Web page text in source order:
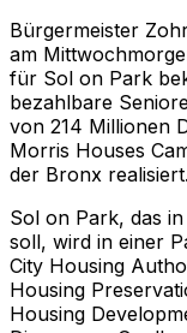
Bürgermeister
am
für Sol on Park
bezahlbare
von 214 Millionen
Morris Houses
der Bronx realisiert.
Sol on Park, das
soll, wird in einer
City Housing
Housing
Housing